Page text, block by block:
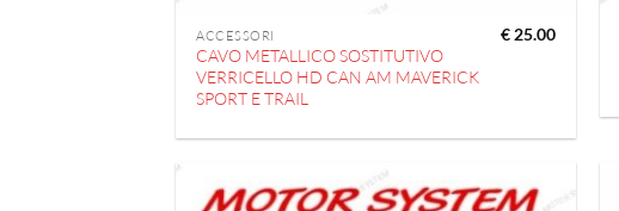
ACCESSORI
CAVO METALLICO SOSTITUTIVO
VERRICELLO HD CAN AM MAVERICK
SPORT E TRAIL
€25.00